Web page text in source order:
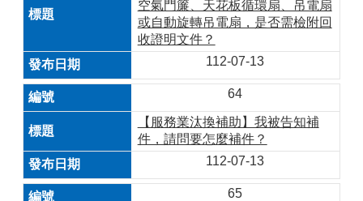
空氣門簾、天花板循環扇、吊電扇
或自動旋轉吊電扇，是否需檢附回
收證明文件？
112-07-13
64
【服務業汰換補助】我被告知補
件，請問要怎麼補件？
112-07-13
65